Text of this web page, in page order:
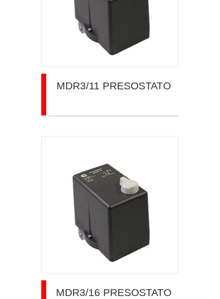
MDR3/11 PRESOSTATO
MDR3/16 PRESOSTATO